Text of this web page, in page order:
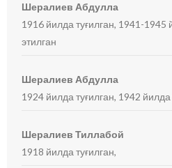
Шералиев Абдулла
1916 йилда туғилган, 1941-
этилган
Шералиев Абдулла
1924 йилда туғилган, 1942
Шералиев Тиллабой
1918 йилда туғилган,